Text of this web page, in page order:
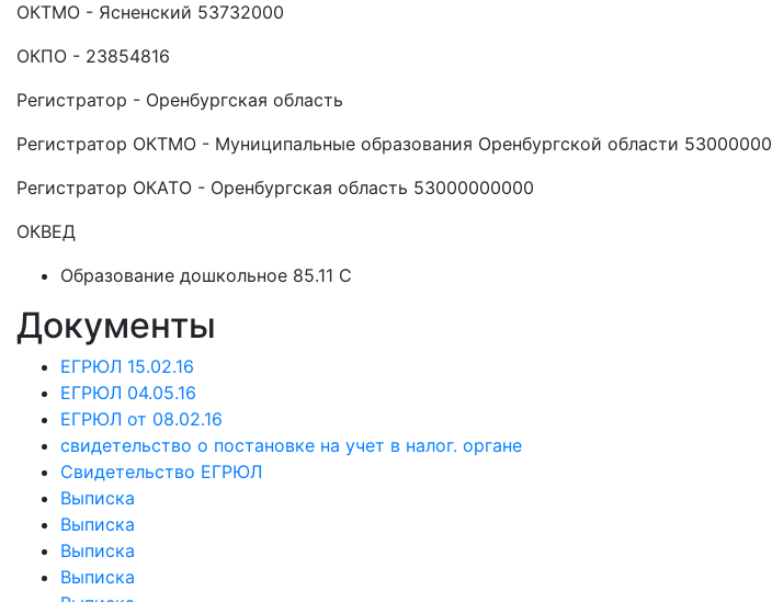
ОКТМО - Ясненский 53732000
ОКПО - 23854816
Регистратор - Оренбургская область
Регистратор ОКТМО - Муниципальные образования Оренбургской области 53000000
Регистратор ОКАТО - Оренбургская область 53000000000
ОКВЕД
Образование дошкольное 85.11 C
Документы
ЕГРЮЛ 15.02.16
ЕГРЮЛ 04.05.16
ЕГРЮЛ от 08.02.16
свидетельство о постановке на учет в налог. органе
Свидетельство ЕГРЮЛ
Выписка
Выписка
Выписка
Выписка